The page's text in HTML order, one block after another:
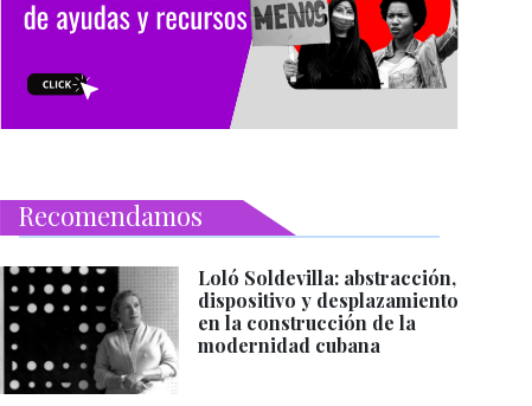
Recomendamos
Loló Soldevilla: abstracción,
dispositivo y desplazamiento
en la construcción de la
modernidad cubana